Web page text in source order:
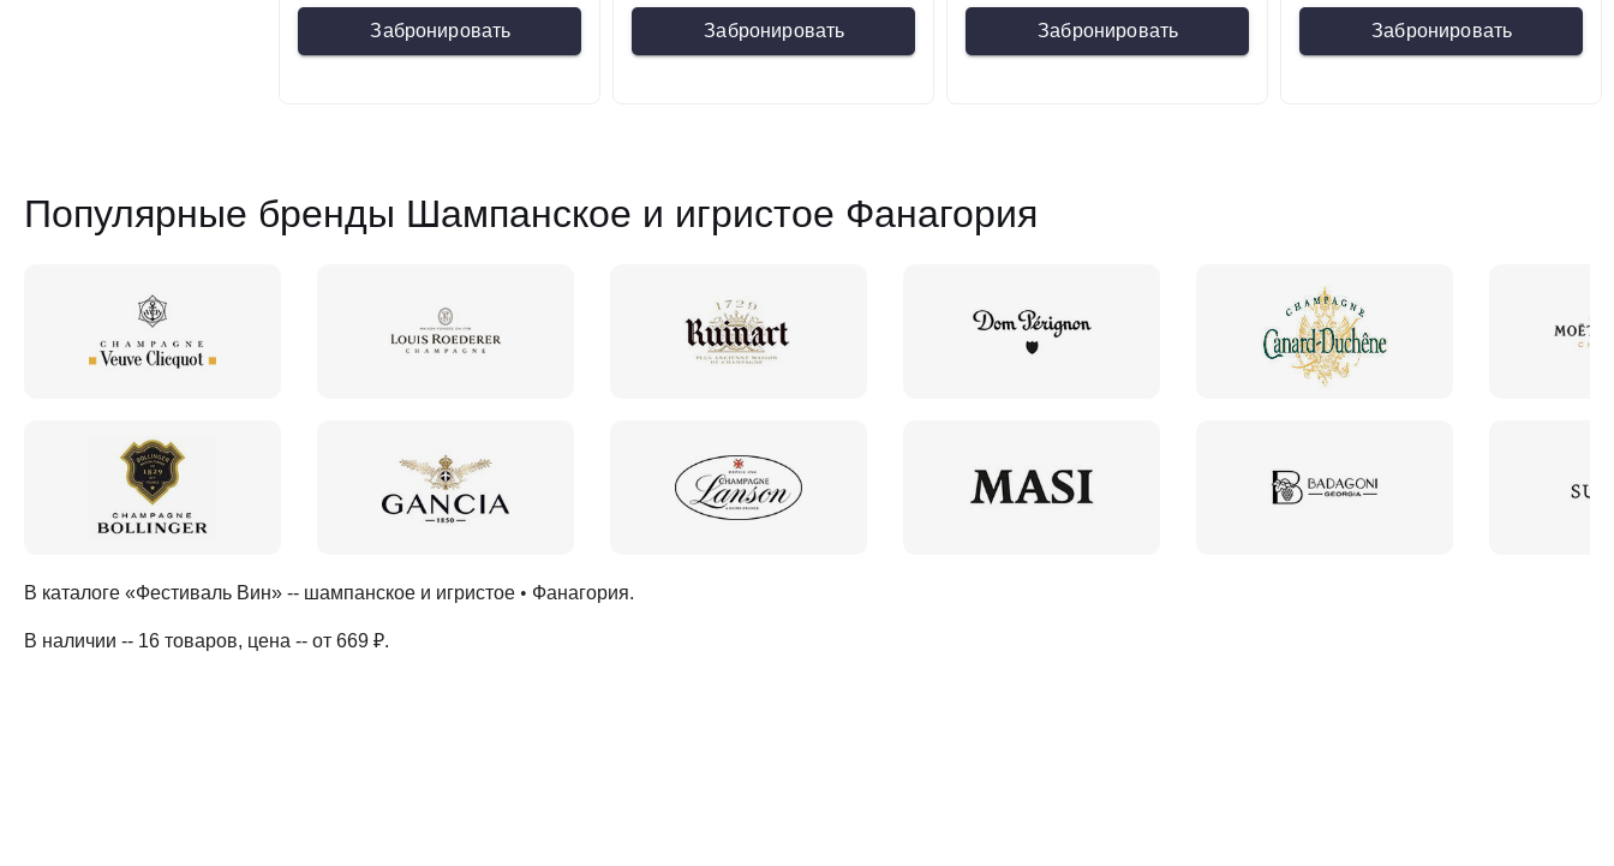
Забронировать Забронировать Забронировать Забронировать
Популярные бренды Шампанское и игристое Фанагория
В каталоге «Фестиваль Вин» -- шампанское и игристое • Фанагория.
В наличии -- 16 товаров, цена -- от 669 ₽.